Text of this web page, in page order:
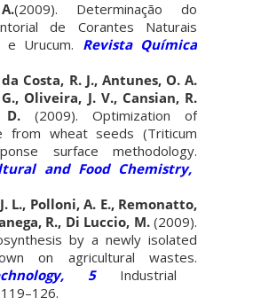
(2009). Determinação do
de Corantes Naturais
Urucum. Revista Química
Costa, R. J., Antunes, O. A.
Oliveira, J. V., Cansian, R.
D. (2009). Optimization of
from wheat seeds (Triticum
surface methodology.
and Food Chemistry,
L., Polloni, A. E., Remonatto,
R., Di Luccio, M.(2009).
by a newly isolated
on agricultural wastes.
5Industrial